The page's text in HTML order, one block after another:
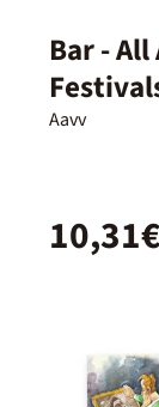
Bar -
Eso
Aavv
10,31€